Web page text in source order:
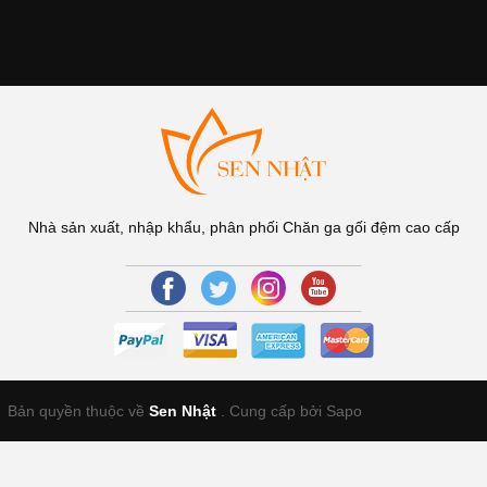
Nhà sản xuất, nhập khẩu, phân phối Chăn ga gối đệm cao cấp
Bản quyền thuộc về Sen Nhật Cung cấp bởi Sapo